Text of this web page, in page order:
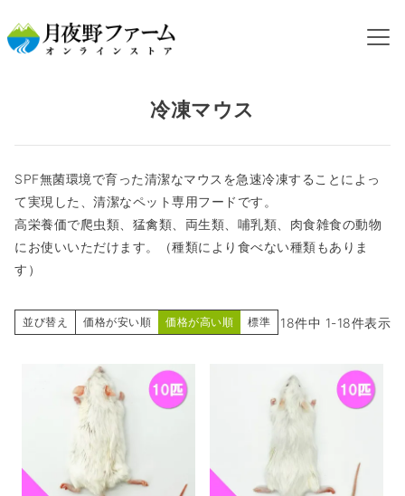
冷凍マウス
SPF無菌環境で育った清潔なマウスを急速冷凍することによっ
て実現した、清潔なペット専用フードです。
高栄養価で爬虫類、猛禽類、両生類、哺乳類、肉食雑食の動物
にお使いいただけます。（種類により食べない種類もありま
す）
並び替え 価格が安い順 価格が高い順 標準 18件中 1-18件表示